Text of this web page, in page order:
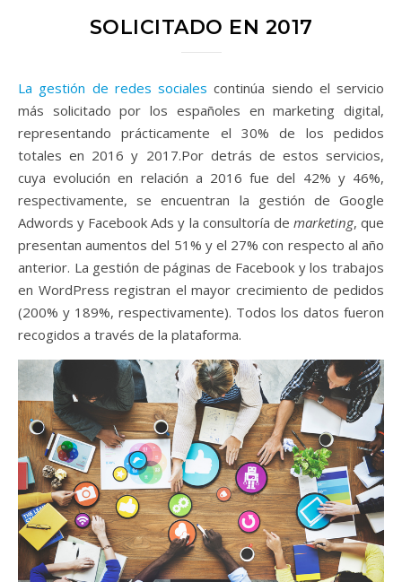
SOLICITADO EN 2017
La gestión de redes sociales continúa siendo el servicio
más solicitado por los españoles en marketing digital,
representando prácticamente el 30% de los pedidos
totales en 2016 y 2017.Por detrás de estos servicios,
cuya evolución en relación a 2016 fue del 42% y 46%,
respectivamente, se encuentran la gestión de Google
Adwords y Facebook Ads y la consultoría de marketing, que
presentan aumentos del 51% y el 27% con respecto al año
anterior. La gestión de páginas de Facebook y los trabajos
en WordPress registran el mayor crecimiento de pedidos
(200% y 189%, respectivamente). Todos los datos fueron
recogidos a través de la plataforma.